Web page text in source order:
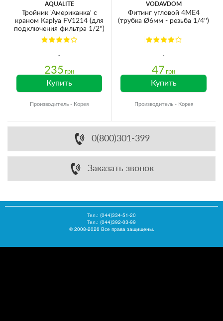
AQUALITE
Тройник 'Американка' с
краном Kaplya FV1214 (для
подключения фильтра 1/2'')
235 грн
Купить
Производитель - Корея
VODAVDOM
Фитинг угловой 4ME4
(трубка Ø6мм - резьба 1/4'')
47 грн
Купить
Производитель - Корея
0(800)301-399
Заказать звонок
Тел.: (044)334-51-20
Тел.: (044)392-03-99
© 2008-2026 Все права защищены.